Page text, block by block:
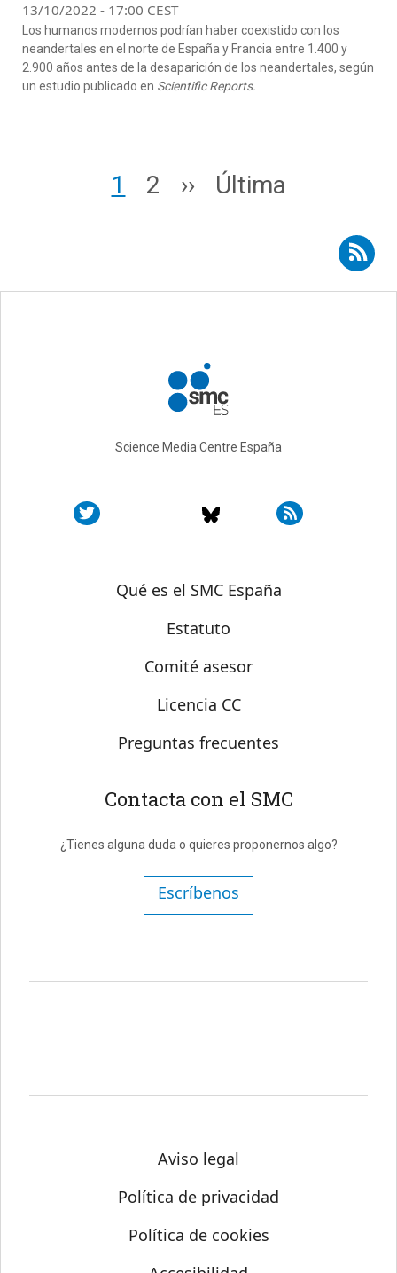
13/10/2022 - 17:00 CEST
Los humanos modernos podrían haber coexistido con los
neandertales en el norte de España y Francia entre 1.400 y
2.900 años antes de la desaparición de los neandertales, según
un estudio publicado en Scientific Reports.
Page
1 Page
2 Siguiente página
›› Última página
Última
Suscribirse a RSS - paleontología
Science Media Centre España
Sobre SMC España
Qué es el SMC España
Estatuto
Comité asesor
Licencia CC
Preguntas frecuentes
Contacta con el SMC
¿Tienes alguna duda o quieres proponernos algo?
Escríbenos
Aviso legal
Política de privacidad
Política de cookies